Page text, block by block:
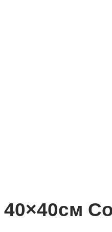
40×40см